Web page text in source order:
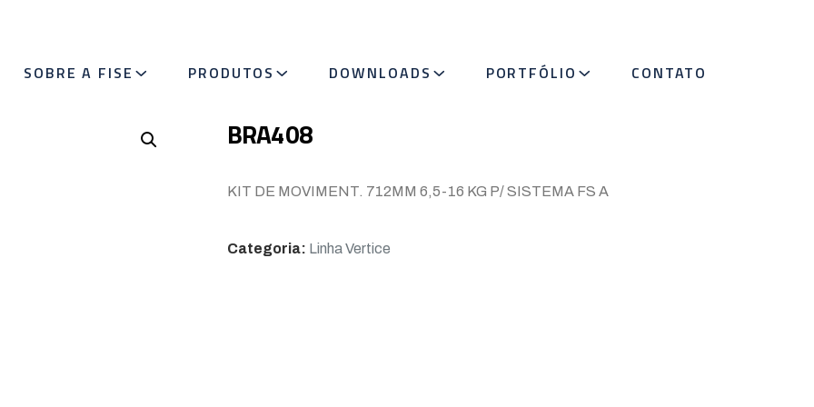
SOBRE A FISE PRODUTOS DOWNLOADS PORTFÓLIO CONTATO
BRA408
KIT DE MOVIMENT. 712MM 6,5-16 KG P/ SISTEMA FS A
Categoria: Linha Vertice